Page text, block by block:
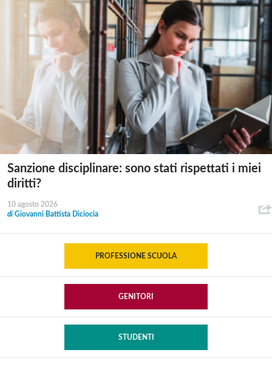
Sanzione disciplinare: sono stati rispettati i miei
diritti?
10 agosto 2026
di Giovanni Battista Diciocia
PROFESSIONE SCUOLA
GENITORI
STUDENTI